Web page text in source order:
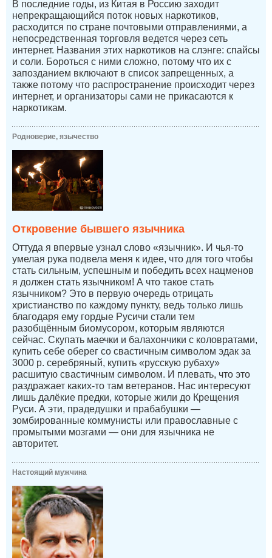
В последние годы, из Китая в Россию заходит
непрекращающийся поток новых наркотиков,
расходится по стране почтовыми отправлениями, а
непосредственная торговля ведется через сеть
интернет. Названия этих наркотиков на слэнге: спайсы
и соли. Бороться с ними сложно, потому что их с
запозданием включают в список запрещенных, а
также потому что распространение происходит через
интернет, и организаторы сами не прикасаются к
наркотикам.
Родноверие, язычество
Откровение бывшего язычника
Оттуда я впервые узнал слово «язычник». И чья-то
умелая рука подвела меня к идее, что для того чтобы
стать сильным, успешным и победить всех нацменов
я должен стать язычником! А что такое стать
язычником? Это в первую очередь отрицать
христианство по каждому пункту, ведь только лишь
благодаря ему гордые Русичи стали тем
разобщённым биомусором, которым являются
сейчас. Скупать маечки и балахончики с коловратами,
купить себе оберег со свастичным символом эдак за
3000 р. серебряный, купить «русскую рубаху»
расшитую свастичным символом. И плевать, что это
раздражает каких-то там ветеранов. Нас интересуют
лишь далёкие предки, которые жили до Крещения
Руси. А эти, прадедушки и прабабушки —
зомбированные коммунисты или православные с
промытыми мозгами — они для язычника не
авторитет.
Настоящий мужчина